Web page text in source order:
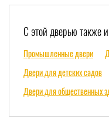
С этой дверью также
Промышленные двери
Двери для детских садов
Двери для общественных